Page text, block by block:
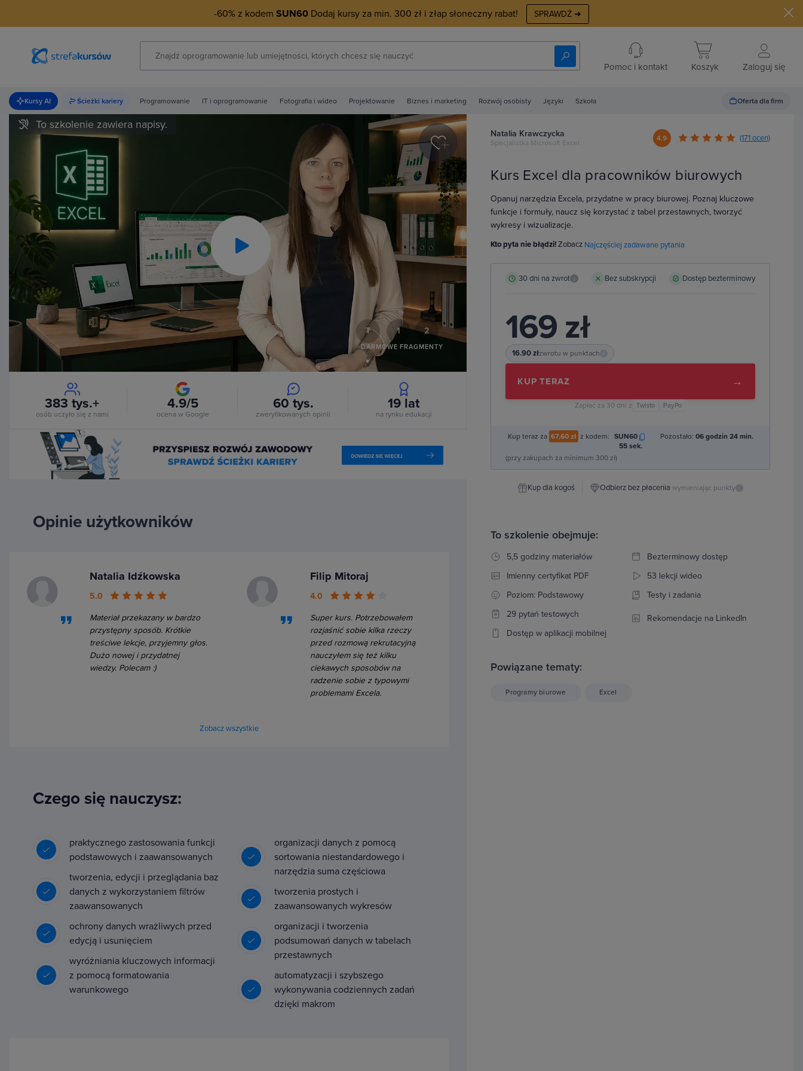
-60% z kodem SUN60 Dodaj kursy za min. 300 zł i złap słoneczny rabat! SPRAWDŹ ➜
Pomoc i kontakt Koszyk Zaloguj się
Kursy AI Ścieżki kariery Programowanie IT i oprogramowanie Fotografia i wideo Projektowanie Biznes i marketing Rozwój osobisty Języki Szkoła Oferta dla firm
Play
Video
T 1 2
DARMOWE FRAGMENTY
To szkolenie zawiera napisy.
383 tys.+
osób uczyło się z nami
4.9/5
ocena w Google
60 tys.
zweryfikowanych opinii
19 lat
na rynku edukacji
Opinie użytkowników
Natalia Idźkowska
5.0
Materiał przekazany w bardzo
przystępny sposób. Krótkie
treściwe lekcje, przyjemny głos.
Dużo nowej i przydatnej
wiedzy. Polecam :)
Filip Mitoraj
4.0
Super kurs. Potrzebowałem
rozjaśnić sobie kilka rzeczy
przed rozmową rekrutacyjną
nauczyłem się też kilku
ciekawych sposobów na
radzenie sobie z typowymi
problemami Excela.
Zobacz wszystkie
Czego się nauczysz:
praktycznego zastosowania funkcji
podstawowych i zaawansowanych
tworzenia, edycji i przeglądania baz
danych z wykorzystaniem filtrów
zaawansowanych
organizacji danych z pomocą
sortowania niestandardowego i
narzędzia suma częściowa
tworzenia prostych i
zaawansowanych wykresów
ochrony danych wrażliwych przed
edycją i usunięciem
wyróżniania kluczowych informacji
z pomocą formatowania
warunkowego
organizacji i tworzenia
podsumowań danych w tabelach
przestawnych
automatyzacji i szybszego
wykonywania codziennych zadań
dzięki makrom
Natalia Krawczycka
Specjalistka Microsoft Excel
4.9 (171 ocen)
Kurs Excel dla pracowników biurowych
Opanuj narzędzia Excela, przydatne w pracy biurowej. Poznaj kluczowe
funkcje i formuły, naucz się korzystać z tabel przestawnych, tworzyć
wykresy i wizualizacje.
Kto pyta nie błądzi!Zobacz Najczęściej zadawane pytania
30 dni na zwrot i Bez subskrypcji Dostęp bezterminowy
169 zł
16.90 złzwrotu w punktach
KUP TERAZ →
Zapłać za 30 dni z Twisto PayPo
Kup teraz za 67,60 zł z kodem: SUN60 Pozostało: 06 godzin 24 min.
54 sek.
(przy zakupach za minimum 300 zł)
Kup dla kogoś Odbierz bez płacenia wymieniając punkty i
To szkolenie obejmuje:
5,5 godziny materiałów
Bezterminowy dostęp
Imienny certyfikat PDF
53 lekcji wideo
Poziom: Podstawowy
Testy i zadania
29 pytań testowych
Rekomendacje na LinkedIn
Dostęp w aplikacji mobilnej
Powiązane tematy:
Programy biurowe Excel